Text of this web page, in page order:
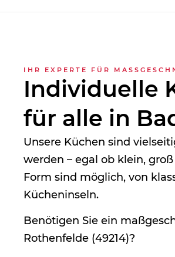
IHR EXPERTE FÜR
Individuelle
für alle in
Unsere Küchen sind
werden – egal ob klein,
Form sind möglich, von
Kücheninseln.
Benötigen Sie ein
Rothenfelde (49214)?